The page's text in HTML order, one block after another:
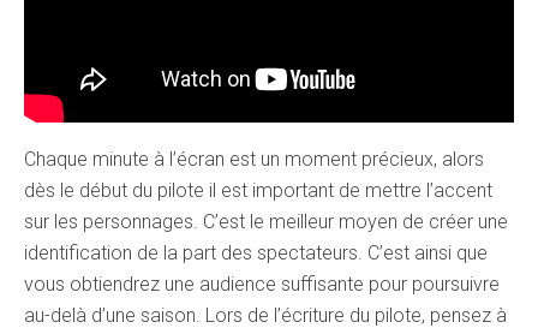
Chaque minute à l’écran est un moment précieux, alors
dès le début du pilote il est important de mettre l’accent
sur les personnages. C’est le meilleur moyen de créer une
identification de la part des spectateurs. C’est ainsi que
vous obtiendrez une audience suffisante pour poursuivre
au-delà d’une saison. Lors de l’écriture du pilote, pensez à